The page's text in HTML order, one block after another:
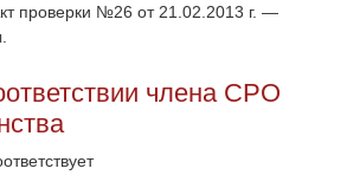
проверки №26 от 21.02.2013 г. —
члена СРО